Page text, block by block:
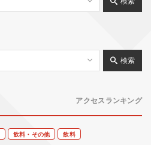
検索
アクセスランキング
飲料・その他
飲料